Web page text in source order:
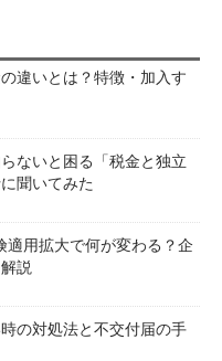
違いとは？特徴・加入す
ないと困る「税金と独立
聞いてみた
適用拡大で何が変わる？企
説
の対処法と不交付届の手